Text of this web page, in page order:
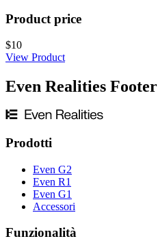
Product price
$10
View Product
Even Realities Footer
Prodotti
Even G2
Even R1
Even G1
Accessori
Funzionalità